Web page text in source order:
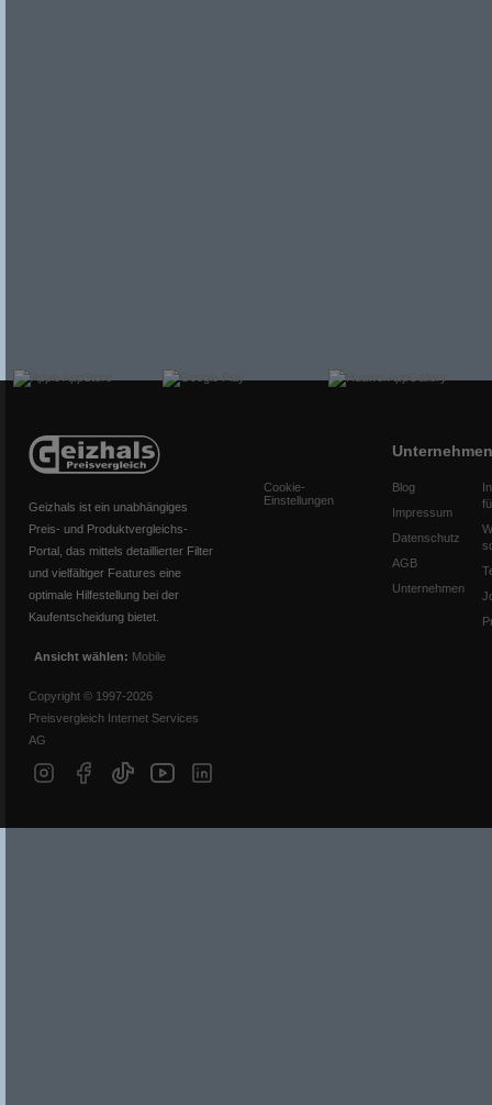
Geizhals ist ein unabhängiges
Preis- und Produktvergleichs-
Portal, das mittels detaillierter Filter
und vielfältiger Features eine
optimale Hilfestellung bei der
Kaufentscheidung bietet.
Ansicht wählen: Mobile
Copyright © 1997-2026
Preisvergleich Internet Services
AG
Cookie-
Einstellungen
Unternehmen
Blog
Impressum
Datenschutz
AGB
Unternehmen